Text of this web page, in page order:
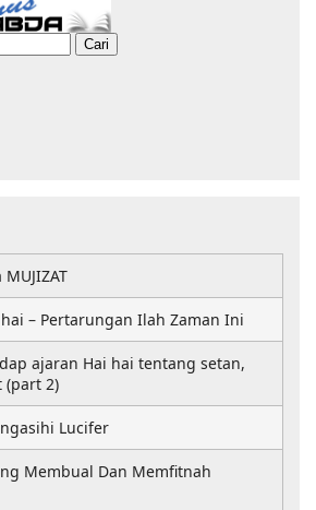
– Pertarungan Ilah Zaman Ini
ajaran Hai hai tentang setan,
(part 2)
Lucifer
Membual Dan Memfitnah